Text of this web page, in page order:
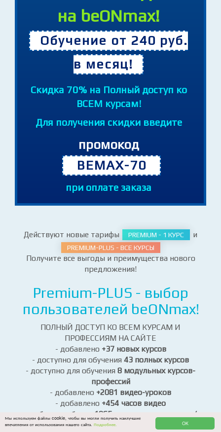
OK
Мы используем файлы cookie, чтобы вы могли получить наилучшие
впечатления от использования нашего сайта. Подробнее.
МЕГА-РАСПРОДАЖА
на beONmax!
Обучение от 240 руб.
в месяц!
Cкидка 70% на Полный доступ ко
ВСЕМ курсам!
Для получения скидки введите
промокод
BEMAX-70
Действуют новые тарифы PREMIUM - 1 КУРС и
PREMIUM-PLUS - ВСЕ КУРСЫ
Получите все выгоды и преимущества нового
предложения!
Premium-PLUS - выбор
пользователей beONmax!
ПОЛНЫЙ ДОСТУП КО ВСЕМ КУРСАМ И
ПРОФЕССИЯМ НА САЙТЕ
- добавлено
+37 новых курсов
- доступно для обучения
- доступно для обучения8 модульных курсов-
профессий
- добавлено+2081 видео-уроков